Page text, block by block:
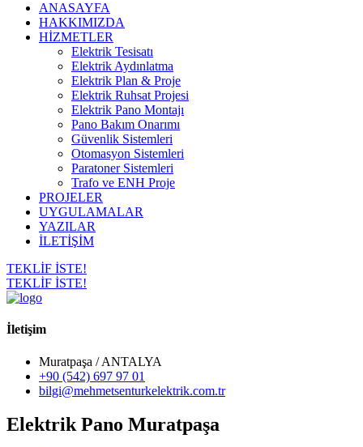
ANASAYFA
HAKKIMIZDA
HİZMETLER
Elektrik Tesisatı
Elektrik Aydınlatma
Elektrik Plan & Proje
Elektrik Ruhsat Projesi
Elektrik Pano Montajı
Pano Bakım Onarımı
Güvenlik Sistemleri
Otomasyon Sistemleri
Paratoner Sistemleri
Trafo ve ENH Proje
PROJELER
UYGULAMALAR
YAZILAR
İLETİŞİM
TEKLİF İSTE!
TEKLİF İSTE!
İletişim
Muratpaşa / ANTALYA
+90 (542) 697 97 01
bilgi@mehmetsenturkelektrik.com.tr
Elektrik Pano Muratpaşa